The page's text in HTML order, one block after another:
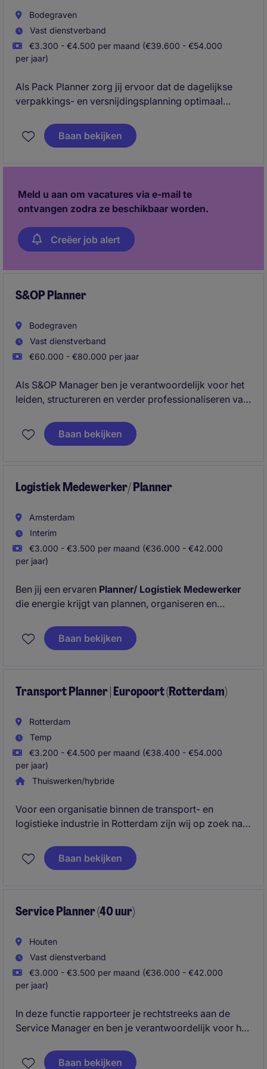
Bodegraven
Vast dienstverband
€3.300 - €4.500 per maand (€39.600 - €54.000
per jaar)
Als Pack Planner zorg jij ervoor dat de dagelijkse
verpakkings- en versnijdingsplanning optimaal
productie indirect aan door een efficiënte
personeels- en productieplanning op te stellen en af
Baan bekijken
Meld u aan om vacatures via e-mail te
ontvangen zodra ze beschikbaar worden.
Creëer job alert
S&OP Planner
Bodegraven
Vast dienstverband
€60.000 - €80.000 per jaar
Als S&OP Manager ben je verantwoordelijk voor het
leiden, structureren en verder professionaliseren van
brengt Sales, Marketing, Operations, Planning,
Sourcing en Finance samen, vertaalt data naar
en kosten.
Baan bekijken
Logistiek Medewerker/ Planner
Amsterdam
Interim
€3.000 - €3.500 per maand (€36.000 - €42.000
per jaar)
Ben jij een ervaren Planner/ Logistiek Medewerker
die energie krijgt van plannen, organiseren en
zelfstandige rol zorg jij ervoor dat transporten
soepel verlopen en speel je een cruciale rol binnen
Baan bekijken
Transport Planner | Europoort (Rotterdam)
Rotterdam
Temp
€3.200 - €4.500 per maand (€38.400 - €54.000
per jaar)
Thuiswerken/hybride
Voor een organisatie binnen de transport- en
logistieke industrie in Rotterdam zijn wij op zoek naar
logistieke sector ben je verantwoordelijk voor het
efficiënt plannen, coördineren en optimaliseren van
Baan bekijken
Service Planner (40 uur)
Houten
Vast dienstverband
€3.000 - €3.500 per maand (€36.000 - €42.000
per jaar)
In deze functie rapporteer je rechtstreeks aan de
Service Manager en ben je verantwoordelijk voor het
werkzaamheden van servicemonteurs. Je bent
Baan bekijken